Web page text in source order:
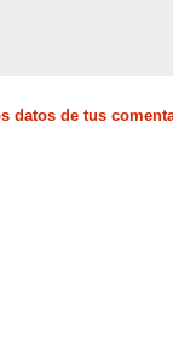
datos de tus